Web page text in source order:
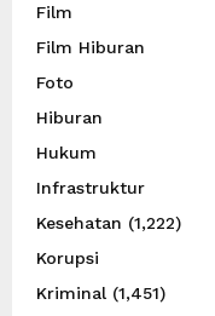
Film
Film Hiburan
Foto
Hiburan
Hukum
Infrastruktur
Kesehatan (1,222)
Korupsi
Kriminal (1,451)